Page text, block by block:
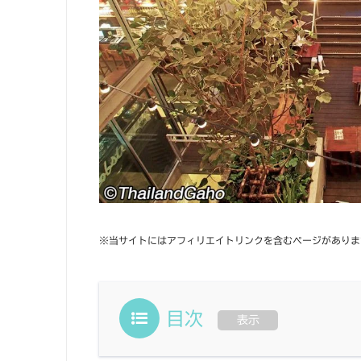
※当サイトにはアフィリエイトリンクを含むページがあり
目次 表示